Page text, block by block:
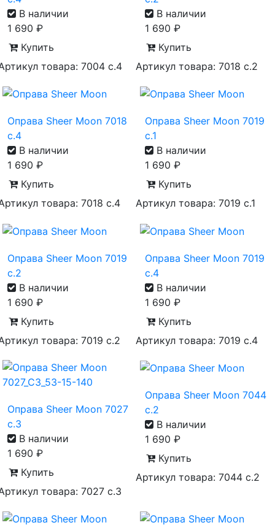
В наличии
1 690 ₽
Купить
товара: 7004 с.4
В наличии
1 690 ₽
Купить
Артикул товара: 7018 с.2
Оправа Sheer Moon 7018
с.4
В наличии
1 690 ₽
Купить
товара: 7018 с.4
Оправа Sheer Moon 7019
с.1
В наличии
1 690 ₽
Купить
Артикул товара: 7019 с.1
Оправа Sheer Moon 7019
с.2
В наличии
1 690 ₽
Купить
товара: 7019 с.2
Оправа Sheer Moon 7019
с.4
В наличии
1 690 ₽
Купить
Артикул товара: 7019 с.4
Оправа Sheer Moon 7027
с.3
В наличии
1 690 ₽
Купить
товара: 7027 с.3
Оправа Sheer Moon 7044
с.2
В наличии
1 690 ₽
Купить
Артикул товара: 7044 с.2